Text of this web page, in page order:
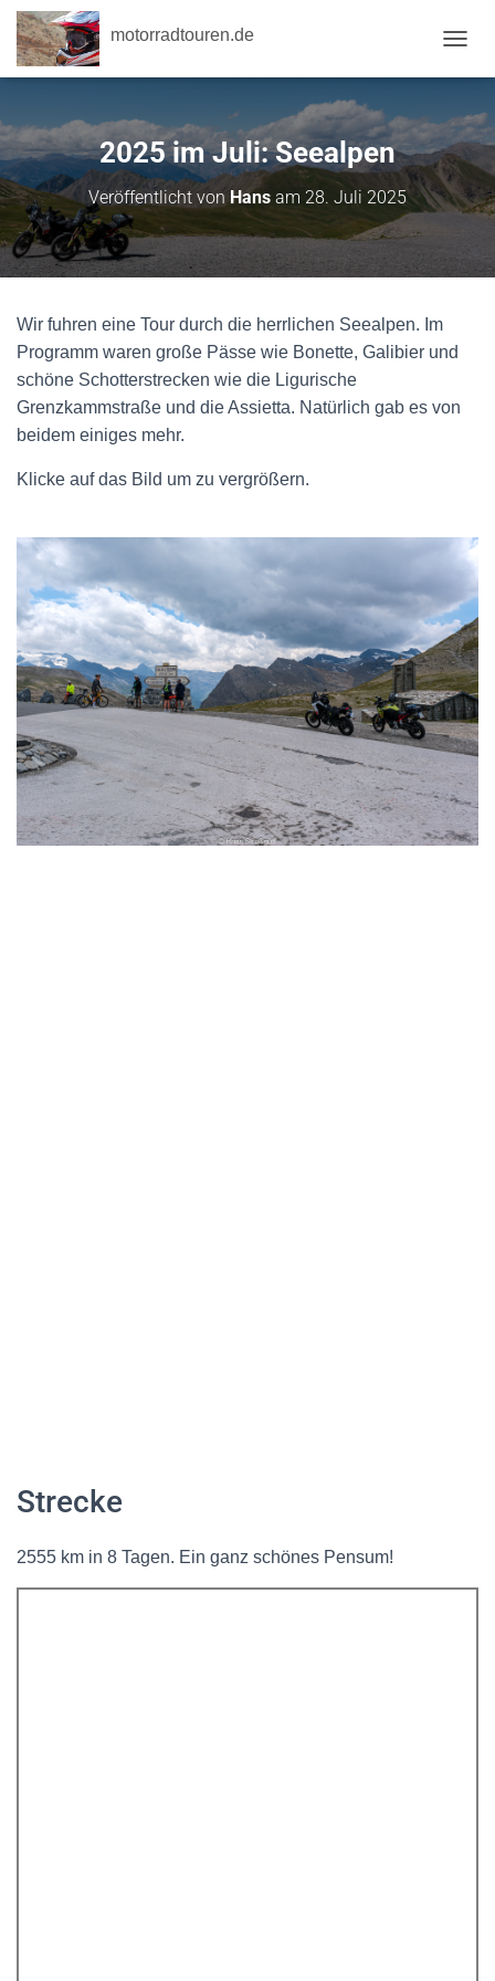
motorradtouren.de
2025 im Juli: Seealpen
Veröffentlicht vonHans am 28. Juli 2025
Wir fuhren eine Tour durch die herrlichen Seealpen. Im
Programm waren große Pässe wie Bonette, Galibier und
schöne Schotterstrecken wie die Ligurische
Grenzkammstraße und die Assietta. Natürlich gab es von
beidem einiges mehr.
Klicke auf das Bild um zu vergrößern.
Strecke
2555 km in 8 Tagen. Ein ganz schönes Pensum!